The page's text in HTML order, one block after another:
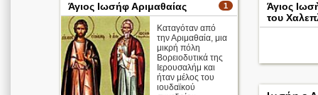
1
Άγιος Ιωσήφ Αριμαθαίας
Καταγόταν από
την Αριμαθαία, μια
μικρή πόλη
Βορειοδυτικά της
Ιερουσαλήμ και
ήταν μέλος του
ιουδαϊκού
Άγιος
του